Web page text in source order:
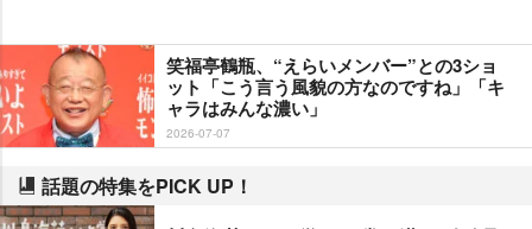
笑福亭鶴瓶、“えらいメンバー”との3ショ
ット「こう言う風貌の方なのですね」「キ
ャラはみんな濃い」
2026-07-07
話題の特集をPICK UP！